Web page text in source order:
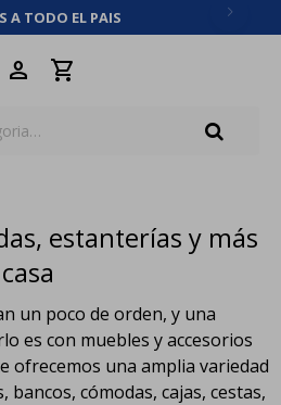
A TODO EL PAIS
estanterías y más
un poco de orden, y una
es con muebles y accesorios
ofrecemos una amplia variedad
cómodas, cajas, cestas,